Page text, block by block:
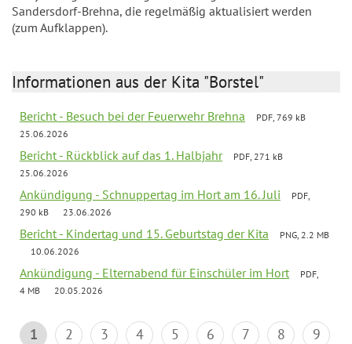
Sandersdorf-Brehna, die regelmäßig aktualisiert werden
(zum Aufklappen).
Informationen aus der Kita "Borstel"
Bericht - Besuch bei der Feuerwehr Brehna
PDF, 769 kB
25.06.2026
Bericht - Rückblick auf das 1. Halbjahr
PDF, 271 kB
25.06.2026
Ankündigung - Schnuppertag im Hort am 16. Juli
PDF,
290 kB
23.06.2026
Bericht - Kindertag und 15. Geburtstag der Kita
PNG, 2.2 MB
10.06.2026
Ankündigung - Elternabend für Einschüler im Hort
PDF,
4 MB
20.05.2026
1 2 3 4 5 6 7 8
9